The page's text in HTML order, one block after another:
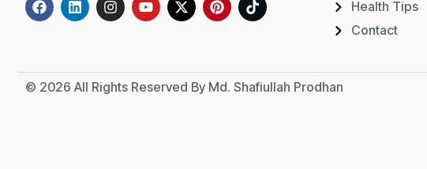
Health Tips
Contact
© 2026 All Rights Reserved By Md. Shafiullah Prodhan